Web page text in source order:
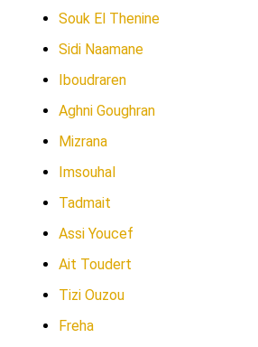
Souk El Thenine
Sidi Naamane
Iboudraren
Aghni Goughran
Mizrana
Imsouhal
Tadmait
Assi Youcef
Ait Toudert
Tizi Ouzou
Freha